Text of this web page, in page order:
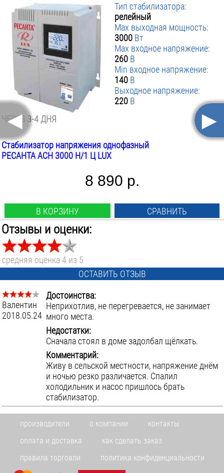
Тип стабилизатора:
релейный
Max выходная мощность:
3000 Вт
Max входное напряжение:
260 В
Min входное напряжение:
140 В
Выходное напряжение:
220 В
ЧЕРЕЗ 3-4 ДНЯ
Стабилизатор напряжения однофазный
РЕСАНТА АСН 3000 Н/1 Ц LUX
8 890 р.
В КОРЗИНУ СРАВНИТЬ
5000Вт
Max входное напряжение:
Min входное напряжение:
140 В
ЧЕРЕЗ 3-4 ДНЯ
Стабилизатор напряжения однофазный
РЕСАНТА АСН 5000 Н/1 Ц LUX
9 990 р.
В КОРЗИНУ СРАВНИТЬ
◄ ►
Отзывы и оценки:
средняя оценка 4 из 5
ОСТАВИТЬ ОТЗЫВ
Валентин
2018.05.24
Достоинства:
Неприхотлив, не перегревается, не занимает
много места.
Недостатки:
Сначала стоял в доме задолбал щёлкать.
Комментарий:
Живу в сельской местности, напряжение днём
и ночью резко различается. Спалил
холодильник и насос пришлось брать
стабилизатор.
производители о компании
контакты
оплата и доставка
как сделать заказ
правила торговли
политика конфиденциальности